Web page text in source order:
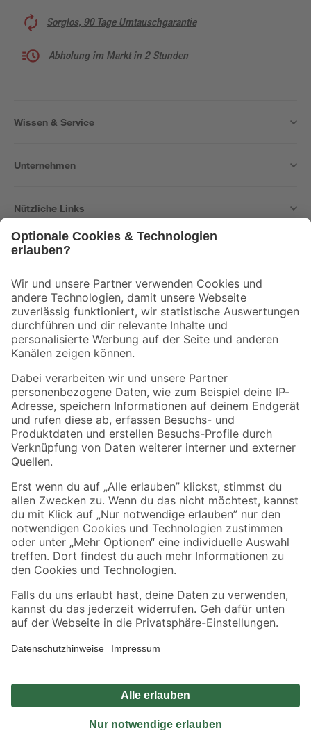
Sorglos, 90 Tage Umtauschgarantie
Abholung im Markt in 2 Stunden
Wissen & Service
Unternehmen
Nützliche Links
Der toom Newsletter: Keine Angebote und Aktionen mehr verpassen!
Zur Newsletter Anmeldung
Folge uns
Zahlungsarten Versandarten
Sicher einkaufen
Jetzt die toom-App herunterladen
Alle Preisangaben in EUR inkl. gesetzl. MwSt.. Die dargestellten Angebote sind unter
Umständen nicht in allen Märkten verfügbar. Die angegebenen Verfügbarkeiten beziehen
Produkte nur solange der Vorrat reicht.
*Paketversand ab 59 € versandkostenfrei, gilt nicht für Artikel mit Speditionsversand, hier
Privatsphäre Impressum
Nutzungsbedingungen
Widerrufsrecht
Vertrag widerrufen